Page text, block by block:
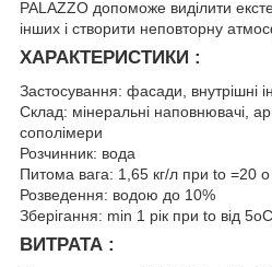
PALAZZO допоможе виділити
інших і створити неповторну
ХАРАКТЕРИСТИКИ :
Застосування: фасади, внутрішні
Склад: мінеральні наповнювачі,
сополімери
Розчинник: вода
Питома вага: 1,65 кг/л при tо =20 o
Розведення: водою до 10%
Зберігання: min 1 рік при tо від
ВИТРАТА :